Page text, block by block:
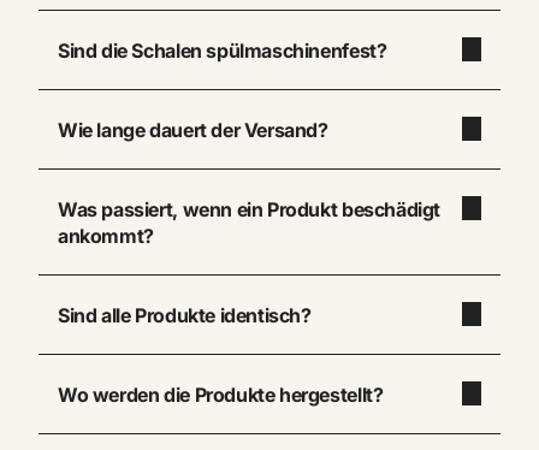
Sind die Schalen spülmaschinenfest?
Wie lange dauert der Versand?
Was passiert, wenn ein Produkt beschädigt
ankommt?
Sind alle Produkte identisch?
Wo werden die Produkte hergestellt?